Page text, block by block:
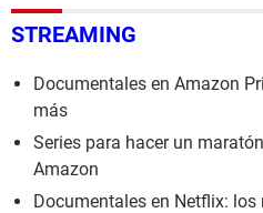
STREAMING
Documentales en Amazon
más
Series para hacer un
Amazon
Documentales en Netflix: